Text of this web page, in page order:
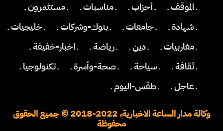
ـ الموقف ـ
ـ أحزاب ـ ـ مناسبات ـ
ـ مستثمرون ـ
ـ شهادة ـ
ـ جامعات ـ ـ بنوك-وشركات ـ
ـ خليجيات ـ
ـ مغاربيات ـ
ـ دين ـ ـ رياضة ـ
ـ اخبار-خفيفة ـ
ـ ثقافة ـ
ـ سياحة ـ ـ صحة-وأسرة ـ
ـ تكنولوجيا ـ
ـ عاجل ـ
ـ طقس-اليوم ـ
وكالة مدار الساعة الاخبارية، 2022-2018 © جميع الحقوق
محفوظة